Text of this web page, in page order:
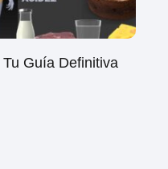
Guía Definitiva